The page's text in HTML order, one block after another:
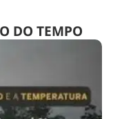
DO TEMPO